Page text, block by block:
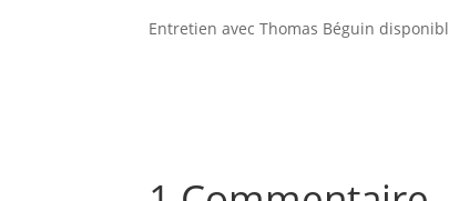
Entretien avec Thomas Béguin